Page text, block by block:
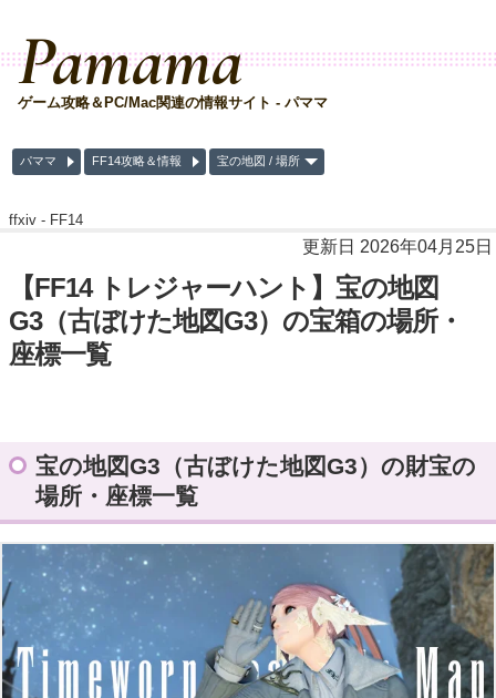
Pamama
ゲーム攻略＆PC/Mac関連の情報サイト - パママ
パママ FF14攻略＆情報 宝の地図 / 場所
ffxiv - FF14
更新日 2026年04月25日
【FF14 トレジャーハント】宝の地図
G3（古ぼけた地図G3）の宝箱の場所・
座標一覧
宝の地図G3（古ぼけた地図G3）の財宝の
場所・座標一覧